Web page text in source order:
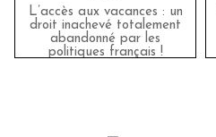
L’accès aux vacances : un
droit inachevé totalement
abandonné par les
politiques français !